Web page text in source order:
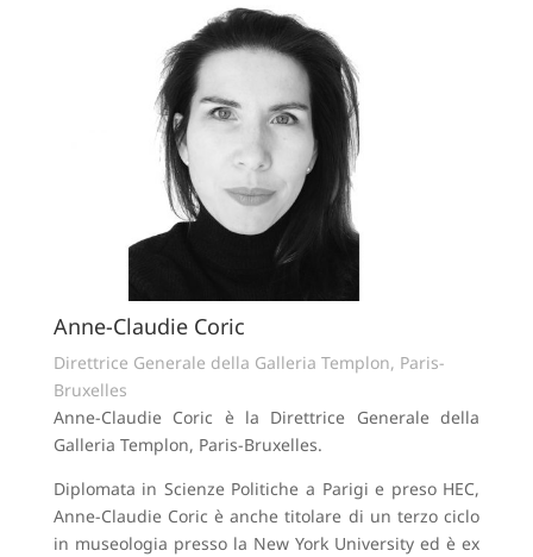
Anne-Claudie Coric
Direttrice Generale della Galleria Templon, Paris-
Bruxelles
Anne-Claudie Coric è la Direttrice Generale della
Galleria Templon, Paris-Bruxelles.
Diplomata in Scienze Politiche a Parigi e preso HEC,
Anne-Claudie Coric è anche titolare di un terzo ciclo
in museologia presso la New York University ed è ex